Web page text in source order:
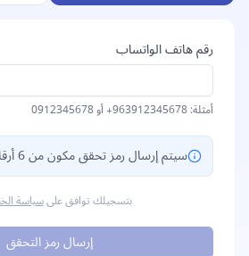
رقم هاتف الواتساب
أمثلة:+963912345678 أو0912345678
سيتم إرسال رمز تحقق مكون من 6 أرقام.
بتسجيلك توافق علىسياسة
إرسال رمز التحقق